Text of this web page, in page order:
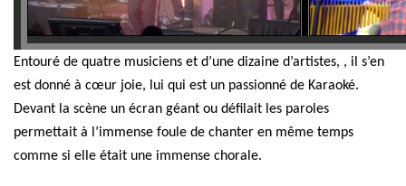
Entouré de quatre musiciens et d’une dizaine d’artistes, , il s’en
est donné à cœur joie, lui qui est un passionné de Karaoké.
Devant la scène un écran géant ou défilait les paroles
permettait à l’immense foule de chanter en même temps
comme si elle était une immense chorale.